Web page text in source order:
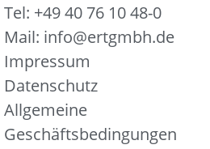
Tel: +49 40 76 10 48-0
Mail: info@ertgmbh.de
Impressum
Datenschutz
Allgemeine
Geschäftsbedingungen